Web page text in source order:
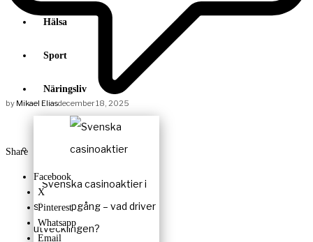
Hälsa
Sport
Näringsliv
Svenska casinoaktier i
stark uppgång – vad driver
utvecklingen?
by Mikael Eliasdecember 18, 2025
Share
Facebook
X
Pinterest
Whatsapp
Email